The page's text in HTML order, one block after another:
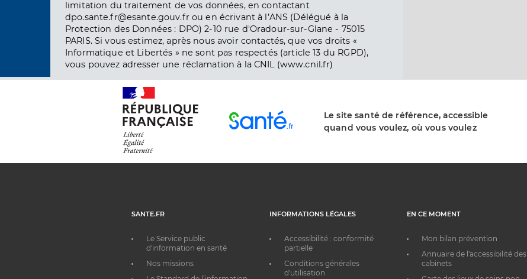
limitation du traitement de vos données, en contactant
dpo.sante.fr@esante.gouv.fr ou en écrivant à l’ANS (Délégué à la
Protection des Données : DPO) 2-10 rue d'Oradour-sur-Glane - 75015
PARIS. Si vous estimez, après nous avoir contactés, que vos droits «
Informatique et Libertés » ne sont pas respectés (article 13 du RGPD),
vous pouvez adresser une réclamation à la CNIL (www.cnil.fr)
Le site santé de référence, accessible
quand vous voulez, où vous voulez
SANTE.FR
Le Service public
d'information en santé
Nos missions
INFORMATIONS LÉGALES
Accessibilité : conformité
partielle
Conditions générales
d'utilisation
EN CE MOMENT
Mon bilan prévention
Annuaire de l'accessibilité des
cabinets